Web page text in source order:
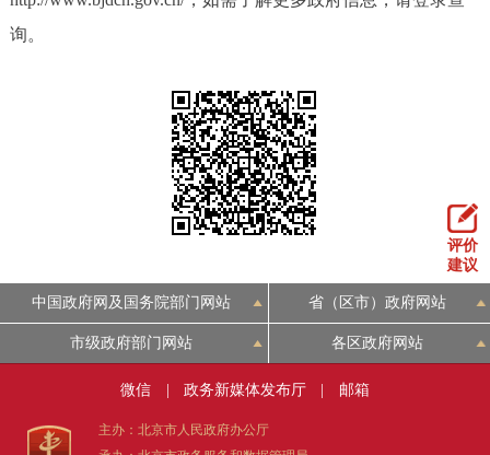
询。
评价
建议
中国政府网及国务院部门网站 省（区市）政府网站
市级政府部门网站 各区政府网站
微信 政务新媒体发布厅 邮箱
主办：北京市人民政府办公厅